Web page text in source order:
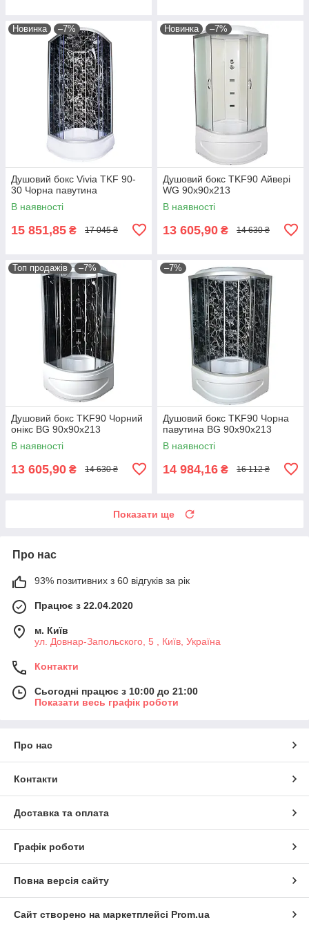
Новинка –7%
Душовий бокс Vivia TKF 90-
30 Чорна павутина
В наявності
15 851,85 ₴ 17 045 ₴
Новинка –7%
Душовий бокс TKF90 Айвері
WG 90x90x213
В наявності
13 605,90 ₴ 14 630 ₴
Топ продажів –7%
Душовий бокс TKF90 Чорний
онікс BG 90x90x213
В наявності
13 605,90 ₴ 14 630 ₴
–7%
Душовий бокс TKF90 Чорна
павутина BG 90x90x213
В наявності
14 984,16 ₴ 16 112 ₴
Показати ще
Про нас
93% позитивних з 60 відгуків за рік
Працює з 22.04.2020
м. Київ
ул. Довнар-Запольского, 5 , Київ, Україна
Контакти
Сьогодні працює з 10:00 до 21:00
Показати весь графік роботи
Про нас
Контакти
Доставка та оплата
Графік роботи
Повна версія сайту
Сайт створено на маркетплейсі Prom.ua